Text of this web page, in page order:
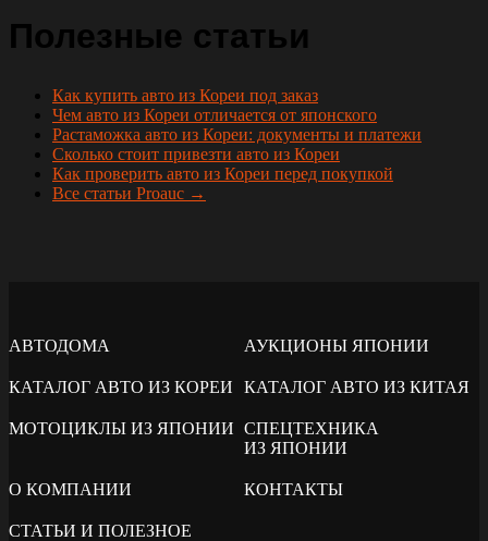
Полезные статьи
Как купить авто из Кореи под заказ
Чем авто из Кореи отличается от японского
Растаможка авто из Кореи: документы и платежи
Сколько стоит привезти авто из Кореи
Как проверить авто из Кореи перед покупкой
Все статьи Proauc →
АВТОДОМА АУКЦИОНЫ ЯПОНИИ
КАТАЛОГ АВТО ИЗ КОРЕИ КАТАЛОГ АВТО ИЗ КИТАЯ
МОТОЦИКЛЫ ИЗ ЯПОНИИ СПЕЦТЕХНИКА
ИЗ ЯПОНИИ
О КОМПАНИИ КОНТАКТЫ
СТАТЬИ И ПОЛЕЗНОЕ